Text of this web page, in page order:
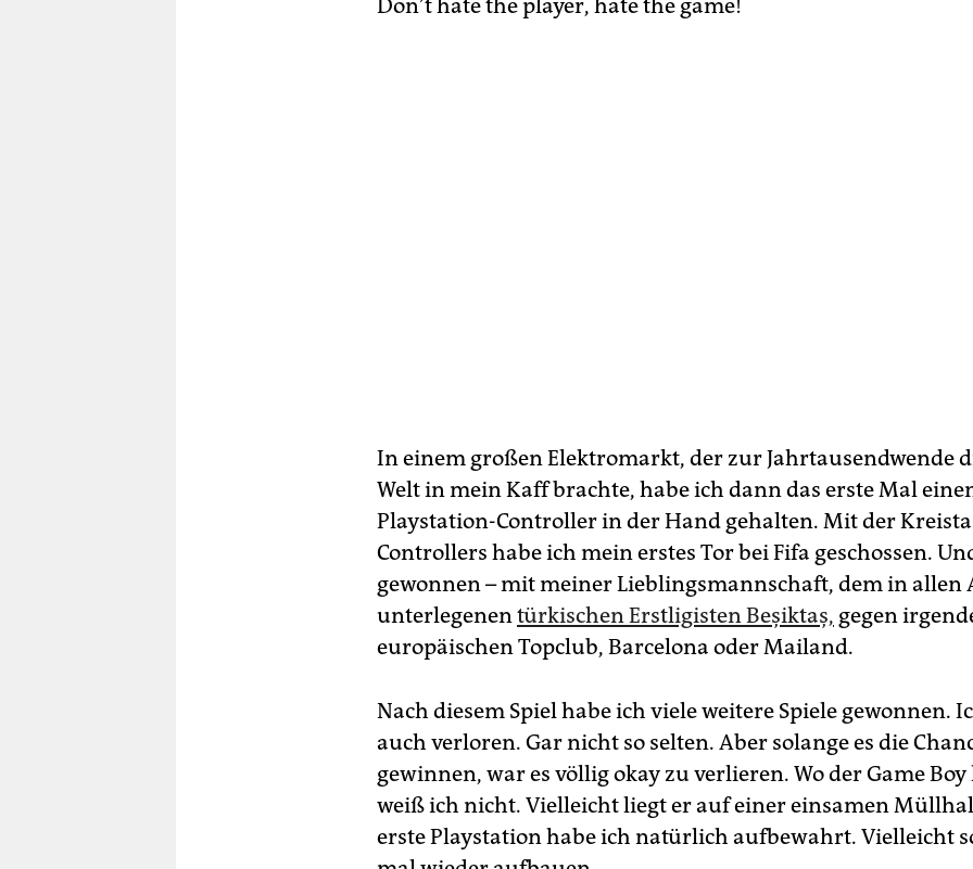
Don’t hate the player, hate the game!
In einem großen Elektromarkt, der zur Jahrtausendwende
Welt in mein Kaff brachte, habe ich dann das erste Mal
Playstation-Controller in der Hand gehalten. Mit der
Controllers habe ich mein erstes Tor bei Fifa geschossen.
gewonnen – mit meiner Lieblingsmannschaft, dem in allen
unterlegenentürkischen Erstligisten Beşiktaş, gegen
europäischen Topclub, Barcelona oder Mailand.
Nach diesem Spiel habe ich viele weitere Spiele gewonnen.
auch verloren. Gar nicht so selten. Aber solange es die
gewinnen, war es völlig okay zu verlieren. Wo der Game Boy
weiß ich nicht. Vielleicht liegt er auf einer einsamen
erste Playstation habe ich natürlich aufbewahrt. Vielleicht